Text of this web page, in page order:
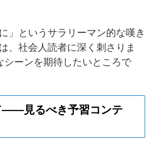
」というサラリーマン的な嘆き
、社会人読者に深く刺さりま
ーンを期待したいところで
——見るべき予習コンテ